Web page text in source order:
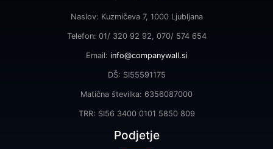
Naslov: Kuzmičeva 7, 1000 Ljubljana
Telefon: 01/ 320 92 92, 070/ 574 654
Email: info@companywall.si
DŠ: SI55591175
Matična številka: 6356087000
TRR: SI56 3400 0101 5850 809
Podjetje